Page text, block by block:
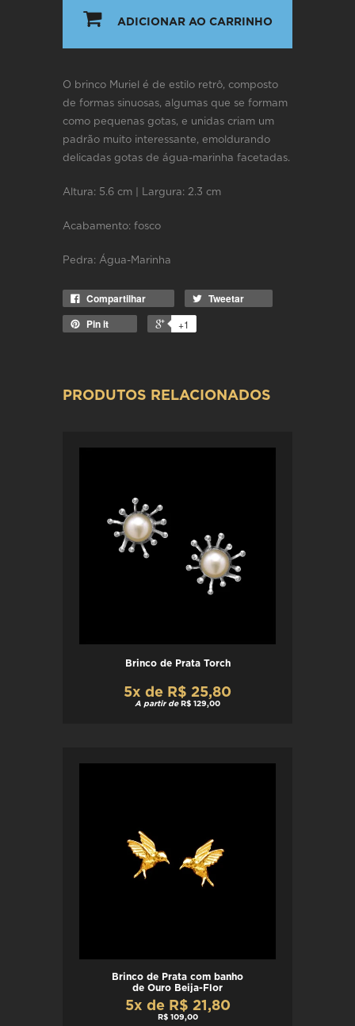
ADICIONAR AO CARRINHO
O brinco Muriel é de estilo retrô, composto
de formas sinuosas, algumas que se formam
como pequenas gotas, e unidas criam um
padrão muito interessante, emoldurando
delicadas gotas de água-marinha facetadas.
Altura: 5.6 cm | Largura: 2.3 cm
Acabamento: fosco
Pedra: Água-Marinha
Compartilhar
Tweetar
Pin it
+1
PRODUTOS RELACIONADOS
Brinco de Prata Torch
5x de R$ 25,80
A partir de R$ 129,00
Brinco de Prata com banho
de Ouro Beija-Flor
5x de R$ 21,80
R$ 109,00